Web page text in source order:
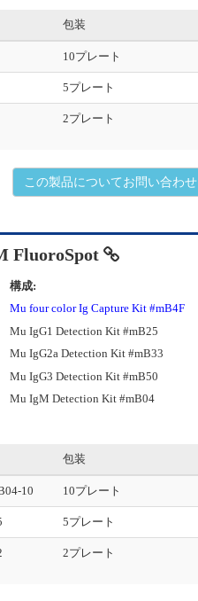
包装
10プレート
5プレート
2プレート
この製品についてお問い合わせ
FluoroSpot
構成:
Mu four color Ig Capture Kit #mB4F
Mu IgG1 Detection Kit #mB25
Mu IgG2a Detection Kit #mB33
Mu IgG3 Detection Kit #mB50
Mu IgM Detection Kit #mB04
包装
10 10プレート
5プレート
2プレート